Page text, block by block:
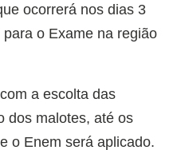
ocorrerá nos dias 3
o Exame na região
a escolta das
dos malotes, até os
o Enem será aplicado.